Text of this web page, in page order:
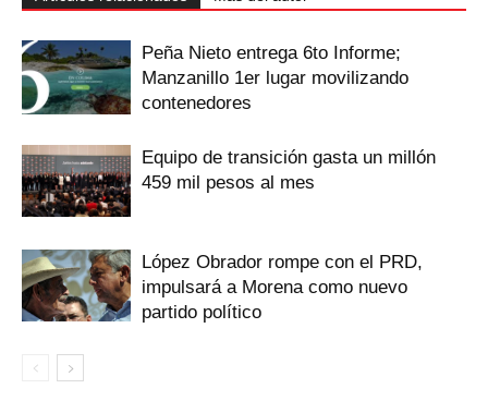
Peña Nieto entrega 6to Informe;
Manzanillo 1er lugar movilizando
contenedores
Equipo de transición gasta un millón
459 mil pesos al mes
López Obrador rompe con el PRD,
impulsará a Morena como nuevo
partido político